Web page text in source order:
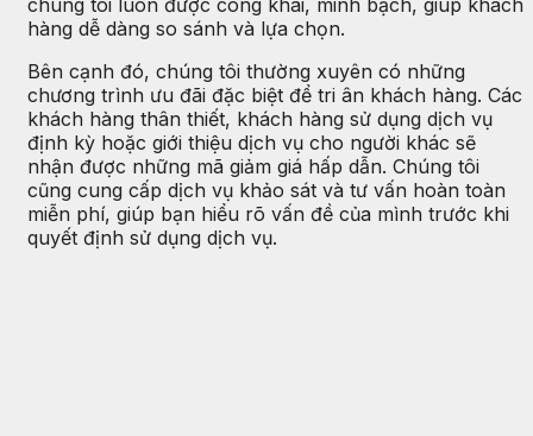
hàng dễ dàng so sánh và lựa chọn.
Bên cạnh đó, chúng tôi thường xuyên có những
chương trình ưu đãi đặc biệt để tri ân khách hàng. Các
khách hàng thân thiết, khách hàng sử dụng dịch vụ
định kỳ hoặc giới thiệu dịch vụ cho người khác sẽ
nhận được những mã giảm giá hấp dẫn. Chúng tôi
cũng cung cấp dịch vụ khảo sát và tư vấn hoàn toàn
miễn phí, giúp bạn hiểu rõ vấn đề của mình trước khi
quyết định sử dụng dịch vụ.